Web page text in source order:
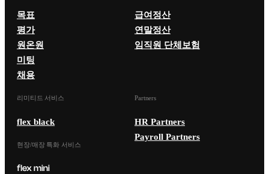
목표
평가
원온원
미팅
채용
급여정산
연말정산
임직원 단체보험
리미티드 서비스
flex black
현장/매장 특화 서비스
Partners
HR Partners
Payroll Partners